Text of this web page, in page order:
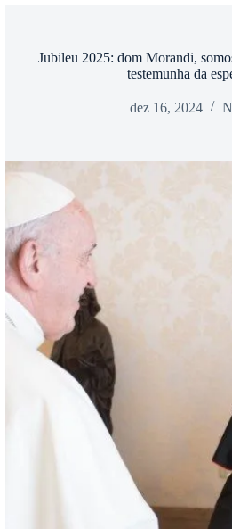
Jubileu 2025: dom Morandi,
testemunha da
dez 16, 2024